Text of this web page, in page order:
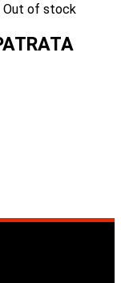
Out of stock